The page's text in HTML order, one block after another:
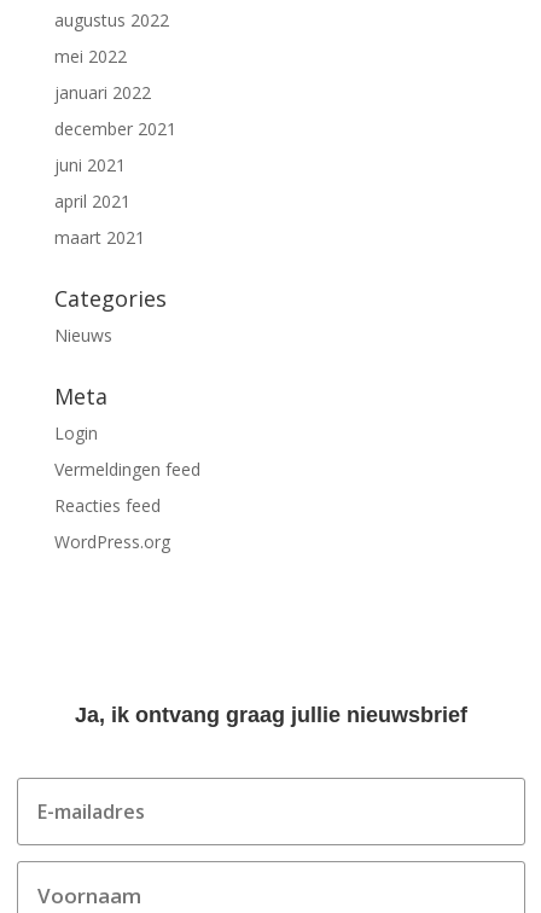
augustus 2022
mei 2022
januari 2022
december 2021
juni 2021
april 2021
maart 2021
Categories
Nieuws
Meta
Login
Vermeldingen feed
Reacties feed
WordPress.org
Ja, ik ontvang graag jullie nieuwsbrief